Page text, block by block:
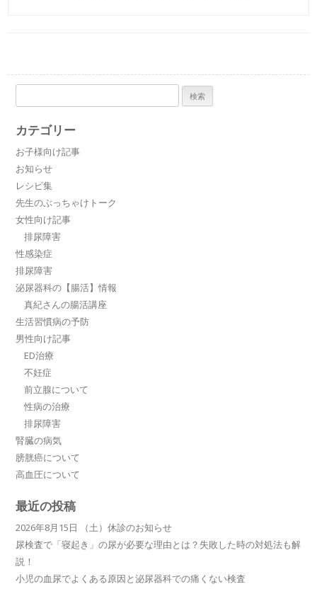
索:
カテゴリー
お子様向け記事
お知らせ
レシピ集
先生のぶっちゃけトーク
女性向け記事
排尿障害
性感染症
排尿障害
泌尿器科の【腸活】情報
真紀さんの腸活講座
生活習慣病の予防
男性向け記事
ED治療
不妊症
前立腺について
性病の治療
排尿障害
腎臓の病気
膀胱癌について
高血圧について
最近の投稿
2026年8月15日 （土）休診のお知らせ
尿検査で「寝起き」の尿が必要な理由とは？失敗した時の対処法も解
説！
小児の血尿でよくある原因と泌尿器科での痛くない検査